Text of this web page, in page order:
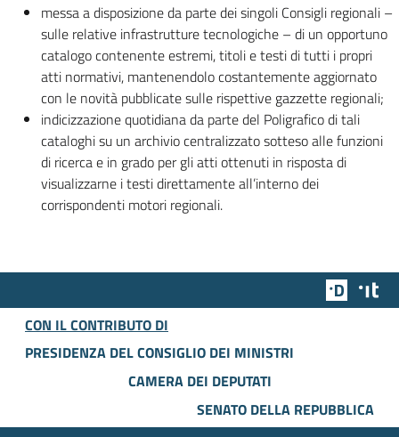
messa a disposizione da parte dei singoli Consigli regionali –
sulle relative infrastrutture tecnologiche – di un opportuno
catalogo contenente estremi, titoli e testi di tutti i propri
atti normativi, mantenendolo costantemente aggiornato
con le novità pubblicate sulle rispettive gazzette regionali;
indicizzazione quotidiana da parte del Poligrafico di tali
cataloghi su un archivio centralizzato sotteso alle funzioni
di ricerca e in grado per gli atti ottenuti in risposta di
visualizzarne i testi direttamente all’interno dei
corrispondenti motori regionali.
Team
CON IL CONTRIBUTO DI
PRESIDENZA DEL CONSIGLIO DEI MINISTRI
CAMERA DEI DEPUTATI
SENATO DELLA REPUBBLICA